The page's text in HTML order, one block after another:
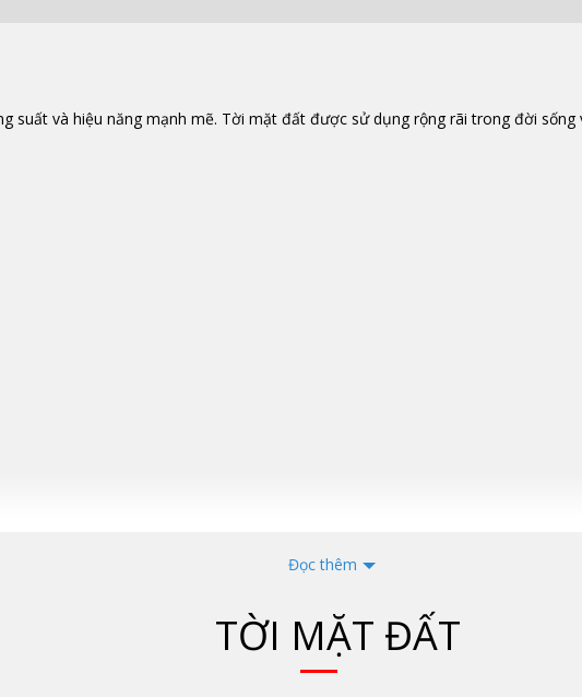
suất và hiệu năng mạnh mẽ. Tời mặt đất được sử dụng rộng rãi trong đời
Đọc thêm
TỜI MẶT ĐẤT